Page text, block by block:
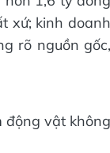
xứ; kinh doanh
rõ nguồn gốc,
động vật không